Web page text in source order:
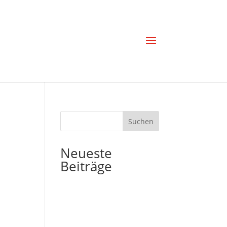
Suchen
Neueste
Beiträge